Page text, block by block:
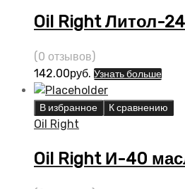
Oil Right Литол-
(0 отзывов)
142.00руб. Узнать больше
В избранное К сравнению
Oil Right
Oil Right И-40